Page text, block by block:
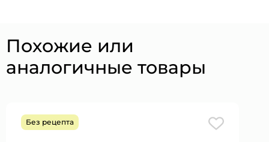
Похожие или
аналогичные товары
Без рецепта